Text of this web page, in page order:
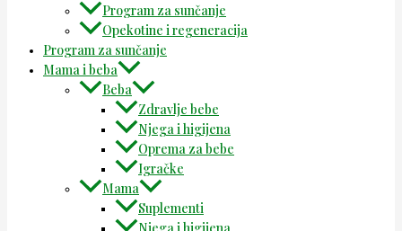
Program za sunčanje
Opekotine i regeneracija
Program za sunčanje
Mama i beba
Beba
Zdravlje bebe
Njega i higijena
Oprema za bebe
Igračke
Mama
Suplementi